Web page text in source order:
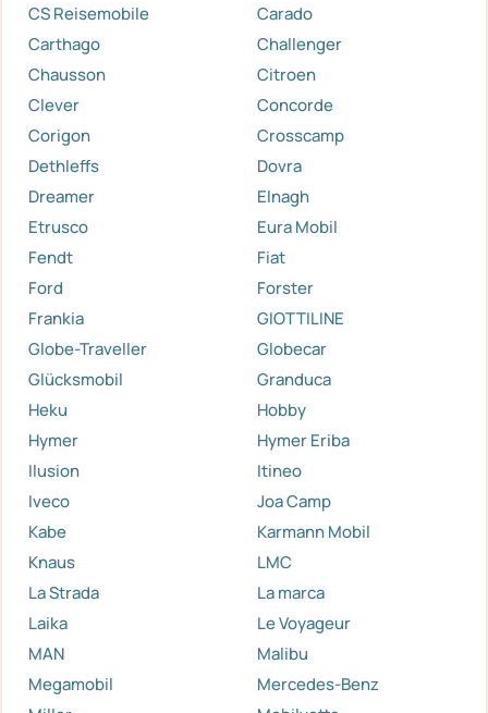
CS Reisemobile
Carado
Carthago
Challenger
Chausson
Citroen
Clever
Concorde
Corigon
Crosscamp
Dethleffs
Dovra
Dreamer
Elnagh
Etrusco
Eura Mobil
Fendt
Fiat
Ford
Forster
Frankia
GIOTTILINE
Globe-Traveller
Globecar
Glücksmobil
Granduca
Heku
Hobby
Hymer
Hymer Eriba
Ilusion
Itineo
Iveco
Joa Camp
Kabe
Karmann Mobil
Knaus
LMC
La Strada
La marca
Laika
Le Voyageur
MAN
Malibu
Megamobil
Mercedes-Benz